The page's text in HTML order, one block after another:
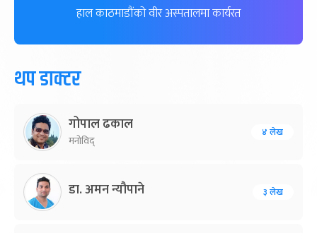
हाल काठमाडौंको वीर अस्पतालमा कार्यरत
थप डाक्टर
गोपाल ढकाल
मनोविद्
४ लेख
डा. अमन न्यौपाने ३ लेख